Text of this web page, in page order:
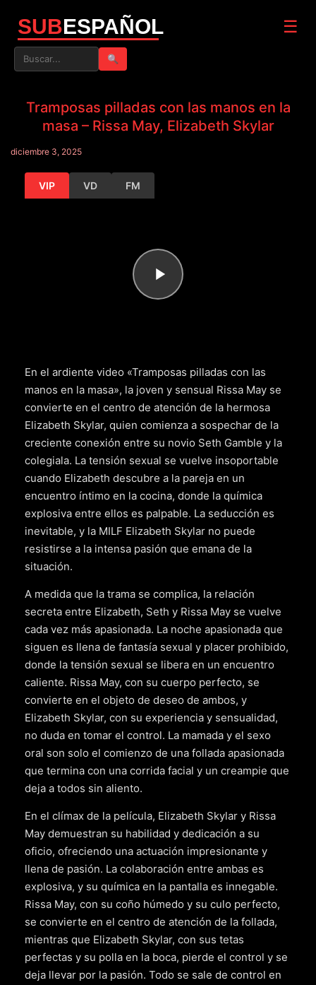
SUBESPAÑOL ☰
🔍
Tramposas pilladas con las manos en la
masa – Rissa May, Elizabeth Skylar
diciembre 3, 2025
VIP VD FM
En el ardiente video «Tramposas pilladas con las
manos en la masa», la joven y sensual Rissa May se
convierte en el centro de atención de la hermosa
Elizabeth Skylar, quien comienza a sospechar de la
creciente conexión entre su novio Seth Gamble y la
colegiala. La tensión sexual se vuelve insoportable
cuando Elizabeth descubre a la pareja en un
encuentro íntimo en la cocina, donde la química
explosiva entre ellos es palpable. La seducción es
inevitable, y la MILF Elizabeth Skylar no puede
resistirse a la intensa pasión que emana de la
situación.
A medida que la trama se complica, la relación
secreta entre Elizabeth, Seth y Rissa May se vuelve
cada vez más apasionada. La noche apasionada que
siguen es llena de fantasía sexual y placer prohibido,
donde la tensión sexual se libera en un encuentro
caliente. Rissa May, con su cuerpo perfecto, se
convierte en el objeto de deseo de ambos, y
Elizabeth Skylar, con su experiencia y sensualidad,
no duda en tomar el control. La mamada y el sexo
oral son solo el comienzo de una follada apasionada
que termina con una corrida facial y un creampie que
deja a todos sin aliento.
En el clímax de la película, Elizabeth Skylar y Rissa
May demuestran su habilidad y dedicación a su
oficio, ofreciendo una actuación impresionante y
llena de pasión. La colaboración entre ambas es
explosiva, y su química en la pantalla es innegable.
Rissa May, con su coño húmedo y su culo perfecto,
se convierte en el centro de atención de la follada,
mientras que Elizabeth Skylar, con sus tetas
perfectas y su polla en la boca, pierde el control y se
deja llevar por la pasión. Todo se sale de control en